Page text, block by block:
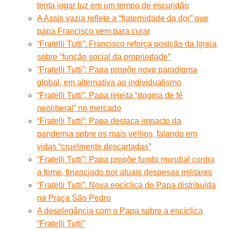
tenta jogar luz em um tempo de escuridão
A Assis vazia reflete a “fraternidade da dor” que
papa Francisco vem para curar
“Fratelli Tutti”: Francisco reforça posição da Igreja
sobre “função social da propriedade”
“Fratelli Tutti”: Papa propõe novo paradigma
global, em alternativa ao individualismo
“Fratelli Tutti”. Papa rejeita “dogma de fé
neoliberal” no mercado
“Fratelli Tutti”: Papa destaca impacto da
pandemia sobre os mais velhos, falando em
vidas “cruelmente descartadas”
“Fratelli Tutti”: Papa propõe fundo mundial contra
a fome, financiado por atuais despesas militares
“Fratelli Tutti”. Nova encíclica do Papa distribuída
na Praça São Pedro
A deselegância com o Papa sobre a encíclica
“Fratelli Tutti”